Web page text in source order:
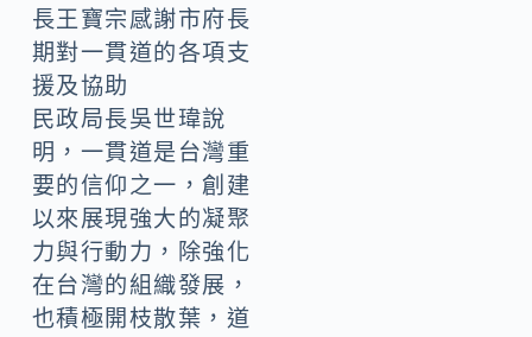
長王寶宗感謝市府長
期對一貫道的各項支
援及協助
民政局長吳世瑋說
明，一貫道是台灣重
要的信仰之一，創建
以來展現強大的凝聚
力與行動力，除強化
在台灣的組織發展，
也積極開枝散葉，道